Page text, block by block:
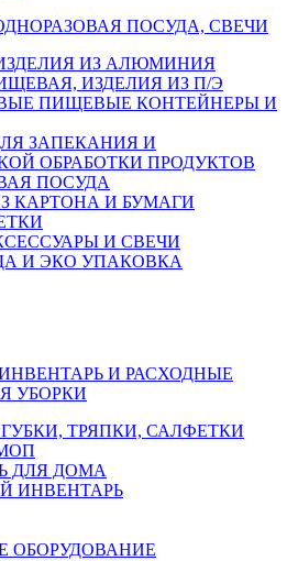
ПОСУДА, СВЕЧИ
ИЗ АЛЮМИНИЯ
ИЗДЕЛИЯ ИЗ П/Э
ПИЩЕВЫЕ КОНТЕЙНЕРЫ И
ЗАПЕКАНИЯ И
ОБРАБОТКИ ПРОДУКТОВ
ПОСУДА
КАРТОНА И БУМАГИ
И СВЕЧИ
И ЭКО УПАКОВКА
И РАСХОДНЫЕ
УБОРКИ
ТРЯПКИ, САЛФЕТКИ
ДЛЯ ДОМА
ИНВЕНТАРЬ
ОБОРУДОВАНИЕ